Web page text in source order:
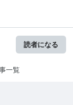
読者になる
一覧